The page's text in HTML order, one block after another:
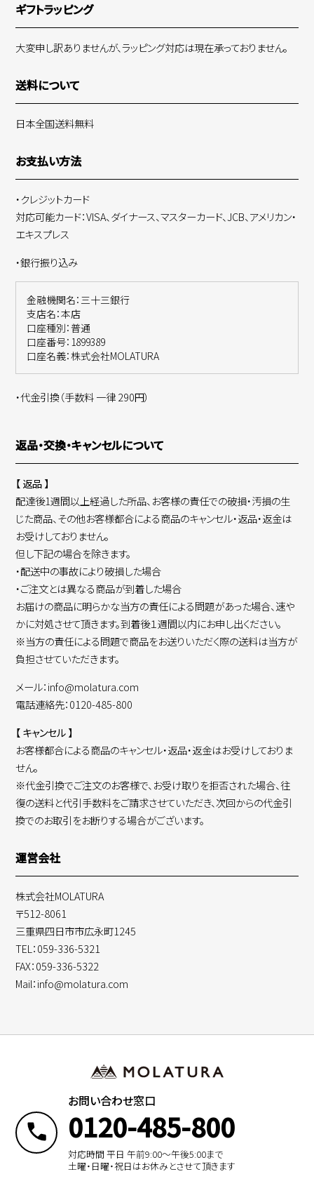
ギフトラッピング
大変申し訳ありませんが、ラッピング対応は現在承っておりません。
送料について
日本全国送料無料
お支払い方法
・クレジットカード
対応可能カード：VISA、ダイナース、マスターカード、JCB、アメリカン・
エキスプレス
・銀行振り込み
金融機関名：三十三銀行
支店名：本店
口座種別：普通
口座番号：1899389
口座名義：株式会社MOLATURA
・代金引換（手数料 一律 290円）
返品・交換・キャンセルについて
【 返品 】
配達後1週間以上経過した所品、お客様の責任での破損・汚損の生
じた商品、その他お客様都合による商品のキャンセル・返品・返金は
お受けしておりません。
但し下記の場合を除きます。
・配送中の事故により破損した場合
・ご注文とは異なる商品が到着した場合
お届けの商品に明らかな当方の責任による問題があった場合、速や
かに対処させて頂きます。到着後１週間以内にお申し出ください。
※当方の責任による問題で商品をお送りいただく際の送料は当方が
負担させていただきます。
メール：info@molatura.com
電話連絡先：0120-485-800
【 キャンセル 】
お客様都合による商品のキャンセル・返品・返金はお受けしておりま
せん。
※代金引換でご注文のお客様で、お受け取りを拒否された場合、往
復の送料と代引手数料をご請求させていただき、次回からの代金引
換でのお取引をお断りする場合がございます。
運営会社
株式会社MOLATURA
〒512-8061
三重県四日市市広永町1245
TEL：059-336-5321
FAX：059-336-5322
Mail：info@molatura.com
お問い合わせ窓口
0120-485-800
対応時間 平日 午前9:00〜午後5:00まで
土曜・日曜・祝日はお休みとさせて頂きます